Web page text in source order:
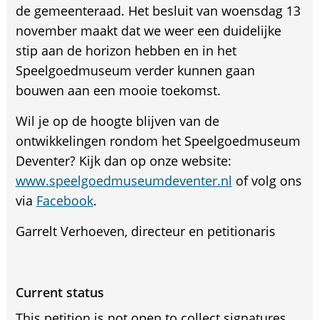
de gemeenteraad. Het besluit van woensdag 13
november maakt dat we weer een duidelijke
stip aan de horizon hebben en in het
Speelgoedmuseum verder kunnen gaan
bouwen aan een mooie toekomst.
Wil je op de hoogte blijven van de
ontwikkelingen rondom het Speelgoedmuseum
Deventer? Kijk dan op onze website:
www.speelgoedmuseumdeventer.nl of volg ons
via Facebook.
Garrelt Verhoeven, directeur en petitionaris
Current status